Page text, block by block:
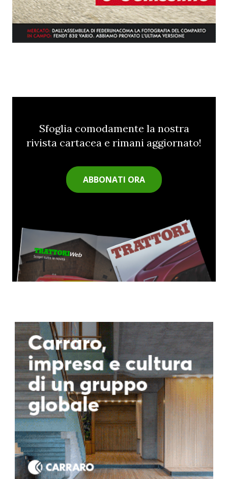
Sfoglia comodamente la nostra
rivista cartacea e rimani aggiornato!
ABBONATI ORA